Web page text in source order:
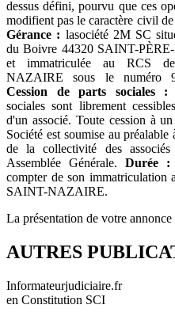
dessus défini, pourvu que ces
modifient pas le caractère civil
Gérance : lasociété 2M SC
du Boivre 44320 SAINT-
et immatriculée au RCS
NAZAIRE sous le numéro
Cession de parts sociales :
sociales sont librement
d'un associé. Toute cession à
Société est soumise au préalable
de la collectivité des
Assemblée Générale. Durée :
compter de son immatriculation
SAINT-NAZAIRE.
La présentation de votre
AUTRES
Informateurjudiciaire.fr
en Constitution SCI